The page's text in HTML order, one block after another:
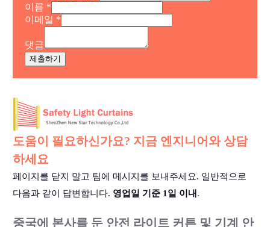
이름 *
이메일 *
댓글
제출하기
도움이 필요하신가요? 지금 엔지니어와 상담
하세요
페이지를 닫지 말고 팀에 메시지를 보내주세요. 일반적으로
다음과 같이 답변합니다. 영업일 기준 1일 이내 .
중국에 본사를 둔 안전 라이트 커튼 및 기계 안